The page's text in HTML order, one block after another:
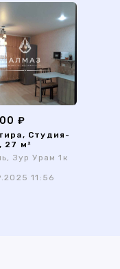
₽
Студия-
27 м²
Зур Урам 1к
11:56